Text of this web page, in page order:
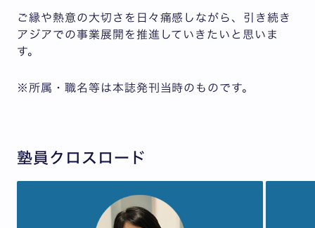
ご縁や熱意の大切さを日々痛感しながら、引き続き
アジアでの事業展開を推進していきたいと思いま
す。
※所属・職名等は本誌発刊当時のものです。
塾員クロスロード